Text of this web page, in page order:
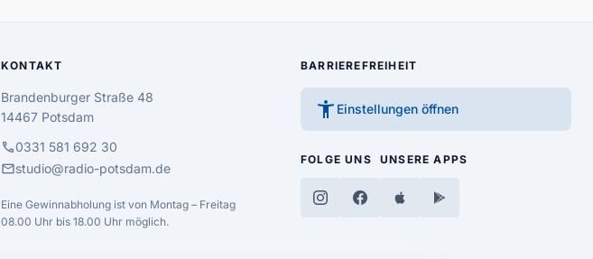
KONTAKT
Brandenburger Straße 48
14467 Potsdam
call0331 581 692 30
mailstudio@radio-potsdam.de
Eine Gewinnabholung ist von Montag – Freitag
08.00 Uhr bis 18.00 Uhr möglich.
BARRIEREFREIHEIT
accessibility_new Einstellungen öffnen
FOLGE UNS UNSERE APPS